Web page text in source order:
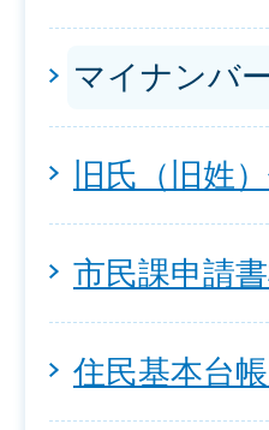
マイナンバ
旧氏（旧姓
市民課申請
住民基本台